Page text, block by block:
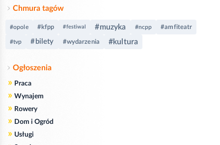
Chmura tagów
#opole #kfpp #festiwal #muzyka #ncpp #amfiteatr
#tvp #bilety #wydarzenia #kultura
Ogłoszenia
» Praca
» Wynajem
» Rowery
» Dom i Ogród
» Usługi